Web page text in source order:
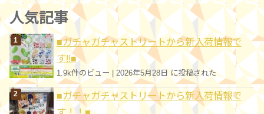
ゴ
リ
ー
人気記事
■ガチャガチャストリートから新入荷情報で
す!!■
1.9k件のビュー 2026年5月28日 に投稿された
■ガチャガチャストリートから新入荷情報で